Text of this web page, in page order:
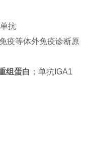
抗
疫等体外免疫诊断原
组蛋白 ；单抗IGA1